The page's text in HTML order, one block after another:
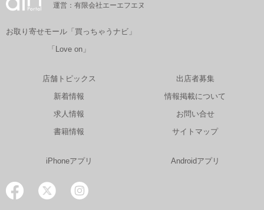
運営：有限会社エーエフエヌ
お取り寄せモール「買っちゃうナビ」
「Love on」
店舗トピックス
新着情報
求人情報
書籍情報
出店者募集
情報掲載について
お問い合せ
サイトマップ
iPhoneアプリ Androidアプリ